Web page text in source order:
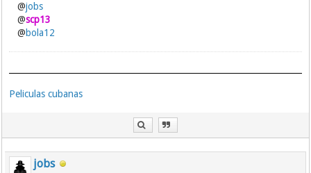
@jobs
@scp13
@bola12
Peliculas cubanas
jobs